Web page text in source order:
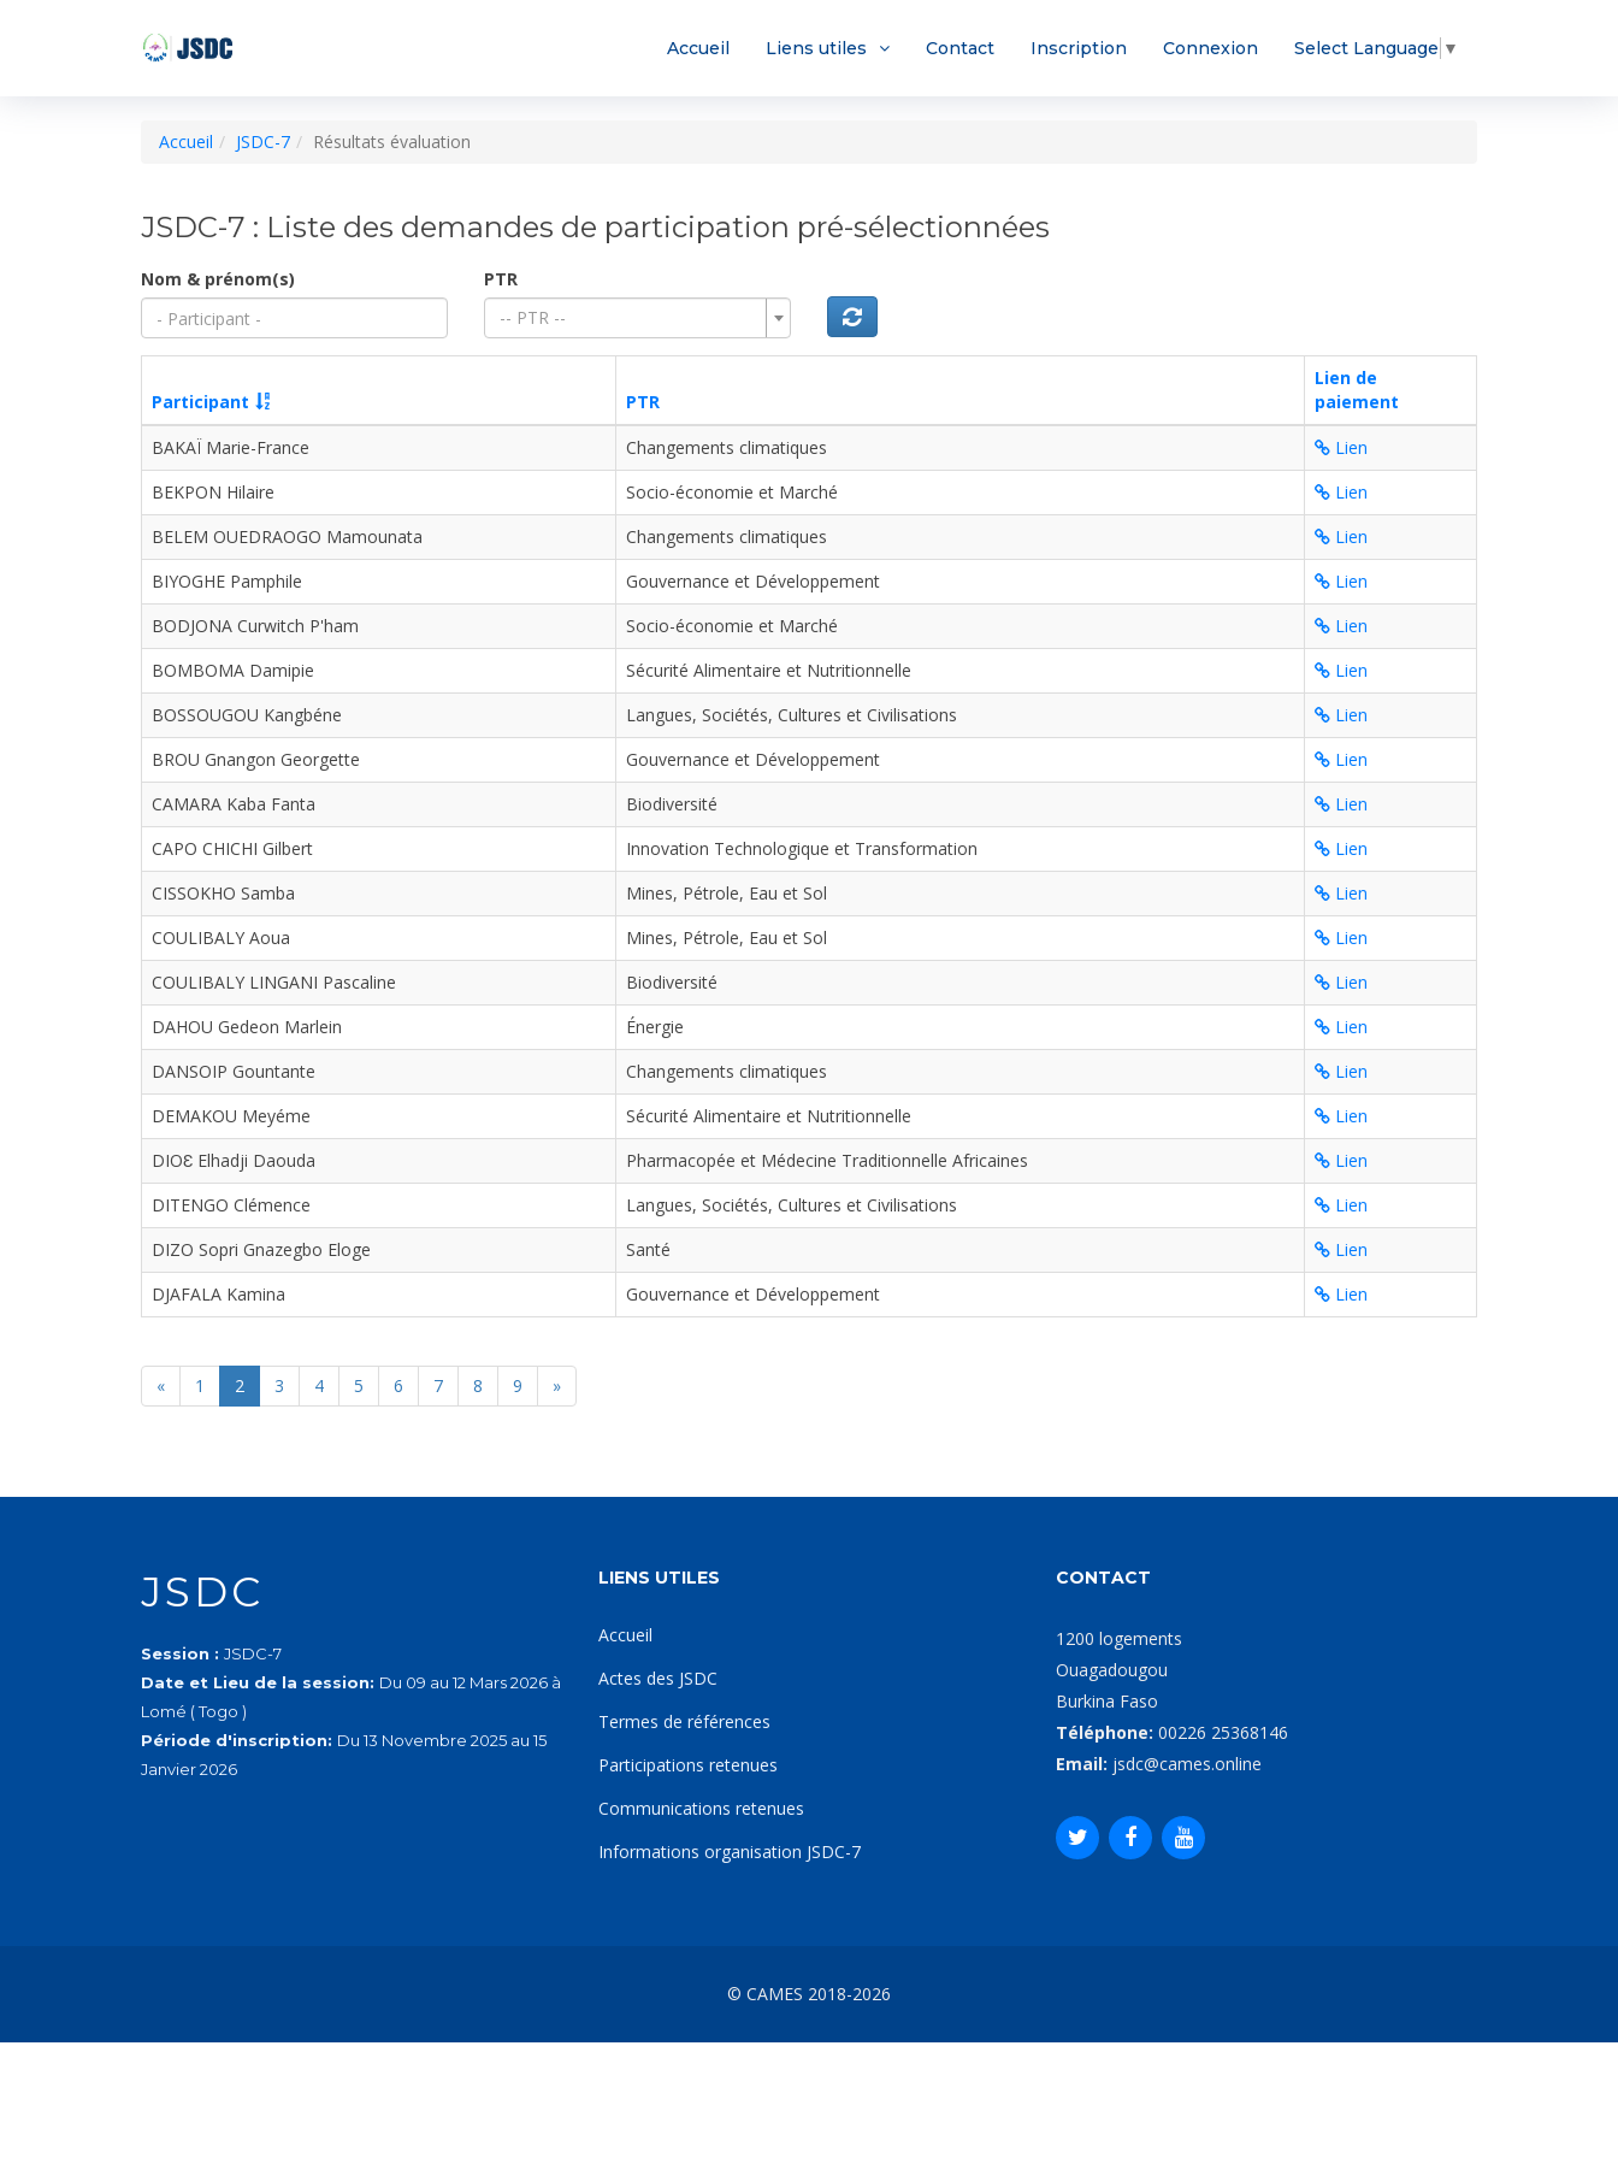
Accueil Liens utiles Contact Inscription Connexion Select Language ▼
Accueil JSDC-7 Résultats évaluation
JSDC-7 : Liste des demandes de participation pré-sélectionnées
Nom & prénom(s)
PTR
-- PTR --
Participant PTR
Lien de
paiement
BAKAÏ Marie-France
Changements climatiques
Lien
BEKPON Hilaire
Socio-économie et Marché
Lien
BELEM OUEDRAOGO Mamounata
Changements climatiques
Lien
BIYOGHE Pamphile
Gouvernance et Développement
Lien
BODJONA Curwitch P'ham
Socio-économie et Marché
Lien
BOMBOMA Damipie
Sécurité Alimentaire et Nutritionnelle
Lien
BOSSOUGOU Kangbéne
Langues, Sociétés, Cultures et Civilisations
Lien
BROU Gnangon Georgette
Gouvernance et Développement
Lien
CAMARA Kaba Fanta
Biodiversité
Lien
CAPO CHICHI Gilbert
Innovation Technologique et Transformation
Lien
CISSOKHO Samba
Mines, Pétrole, Eau et Sol
Lien
COULIBALY Aoua
Mines, Pétrole, Eau et Sol
Lien
COULIBALY LINGANI Pascaline
Biodiversité
Lien
DAHOU Gedeon Marlein
Énergie
Lien
DANSOIP Gountante
Changements climatiques
Lien
DEMAKOU Meyéme
Sécurité Alimentaire et Nutritionnelle
Lien
DIOƐ Elhadji Daouda
Pharmacopée et Médecine Traditionnelle Africaines
Lien
DITENGO Clémence
Langues, Sociétés, Cultures et Civilisations
Lien
DIZO Sopri Gnazegbo Eloge
Santé
Lien
DJAFALA Kamina
Gouvernance et Développement Lien
« 1 2 3 4 5 6 7 8 9 »
JSDC
Session : JSDC-7
Date et Lieu de la session: Du 09 au 12 Mars 2026 à
Lomé ( Togo )
Période d'inscription: Du 13 Novembre 2025 au 15
Janvier 2026
LIENS UTILES
Accueil
Actes des JSDC
Termes de références
Participations retenues
Communications retenues
Informations organisation JSDC-7
CONTACT
1200 logements
Ouagadougou
Burkina Faso
Téléphone: 00226 25368146
Email: jsdc@cames.online
© CAMES 2018-2026